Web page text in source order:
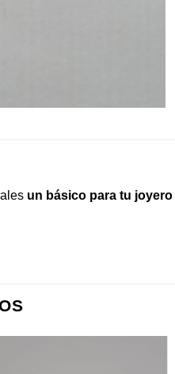
un básico para tu joyero